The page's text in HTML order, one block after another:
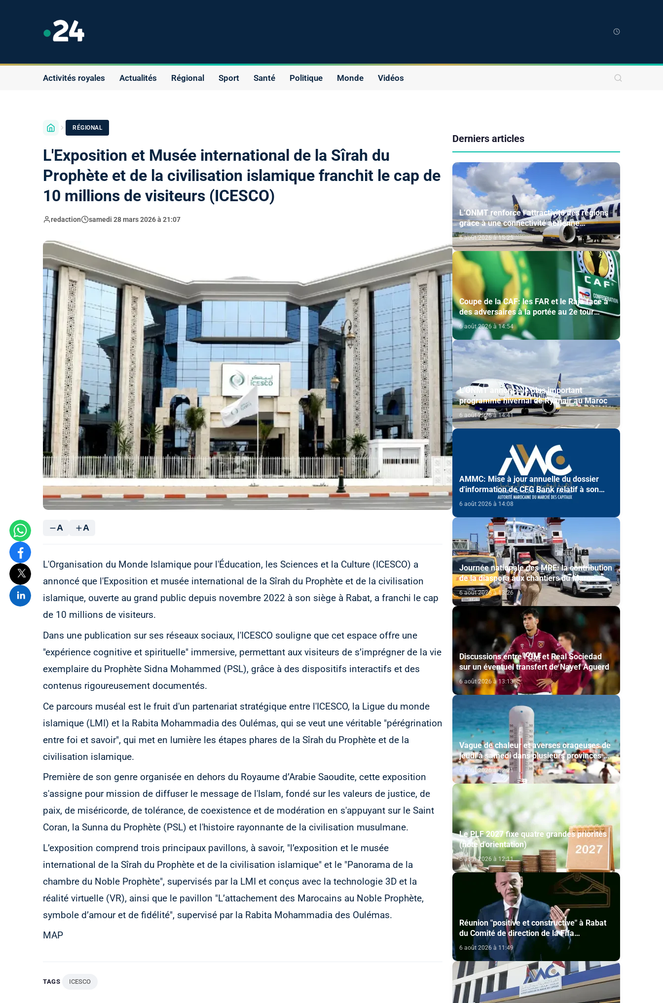
Activités royales Actualités Régional Sport Santé Politique Monde Vidéos
RÉGIONAL
L'Exposition et Musée international de la Sîrah du
Prophète et de la civilisation islamique franchit le cap de
10 millions de visiteurs (ICESCO)
redaction samedi 28 mars 2026 à 21:07
A A
L'Organisation du Monde Islamique pour l'Éducation, les Sciences et la Culture (ICESCO) a
annoncé que l'Exposition et musée international de la Sîrah du Prophète et de la civilisation
islamique, ouverte au grand public depuis novembre 2022 à son siège à Rabat, a franchi le cap
de 10 millions de visiteurs.
Dans une publication sur ses réseaux sociaux, l'ICESCO souligne que cet espace offre une
"expérience cognitive et spirituelle" immersive, permettant aux visiteurs de s’imprégner de la vie
exemplaire du Prophète Sidna Mohammed (PSL), grâce à des dispositifs interactifs et des
contenus rigoureusement documentés.
Ce parcours muséal est le fruit d'un partenariat stratégique entre l'ICESCO, la Ligue du monde
islamique (LMI) et la Rabita Mohammadia des Oulémas, qui se veut une véritable "pérégrination
entre foi et savoir", qui met en lumière les étapes phares de la Sîrah du Prophète et de la
civilisation islamique.
Première de son genre organisée en dehors du Royaume d’Arabie Saoudite, cette exposition
s'assigne pour mission de diffuser le message de l'Islam, fondé sur les valeurs de justice, de
paix, de miséricorde, de tolérance, de coexistence et de modération en s'appuyant sur le Saint
Coran, la Sunna du Prophète (PSL) et l'histoire rayonnante de la civilisation musulmane.
L’exposition comprend trois principaux pavillons, à savoir, "l’exposition et le musée
international de la Sîrah du Prophète et de la civilisation islamique" et le "Panorama de la
chambre du Noble Prophète", supervisés par la LMI et conçus avec la technologie 3D et la
réalité virtuelle (VR), ainsi que le pavillon "L’attachement des Marocains au Noble Prophète,
symbole d’amour et de fidélité", supervisé par la Rabita Mohammadia des Oulémas.
MAP
TAGS ICESCO
Derniers articles
L’ONMT renforce l’attractivité des régions
grâce à une connectivité aérienne
historique de Ryanair
6 août 2026 à 15:25
Coupe de la CAF: les FAR et le Raja face à
des adversaires à la portée au 2e tour
préliminaire
6 août 2026 à 14:54
L'ONMT annonce le plus important
programme hivernal de Ryanair au Maroc
6 août 2026 à 14:41
AMMC: Mise à jour annuelle du dossier
d'information de CFG Bank relatif à son
programme d'émission de certificats de
6 août 2026 à 14:08
Journée nationale des MRE: la contribution
de la diaspora aux chantiers du Maroc
2030 mise en avant
6 août 2026 à 13:26
Discussions entre l’OM et Real Sociedad
sur un éventuel transfert de Nayef Aguerd
6 août 2026 à 13:13
Vague de chaleur et averses orageuses de
jeudi à samedi dans plusieurs provinces du
Royaume (Bulletin d'alerte)
6 août 2026 à 12:21
Le PLF 2027 fixe quatre grandes priorités
(note d'orientation)
6 août 2026 à 12:11
Réunion "positive et constructive" à Rabat
du Comité de direction de la Fifa
(communiqué)
6 août 2026 à 11:49